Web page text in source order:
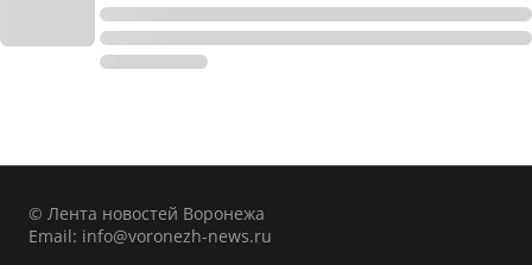
© Лента новостей Воронежа
Email: info@voronezh-news.ru